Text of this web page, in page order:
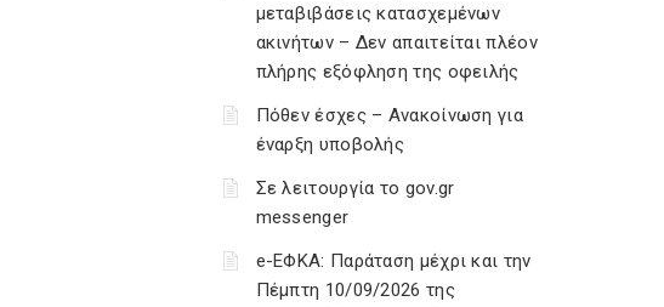
μεταβιβάσεις κατασχεμένων
ακινήτων – Δεν απαιτείται πλέον
πλήρης εξόφληση της οφειλής
Πόθεν έσχες – Ανακοίνωση για
έναρξη υποβολής
Σε λειτουργία το gov.gr
messenger
e-ΕΦΚΑ: Παράταση μέχρι και την
Πέμπτη 10/09/2026 της